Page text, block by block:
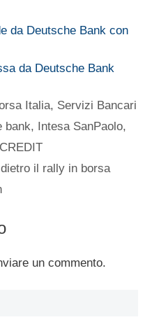
da Deutsche Bank con
da Deutsche Bank
Italia, Servizi Bancari
bank, Intesa SanPaolo,
il rally in borsa
un commento.